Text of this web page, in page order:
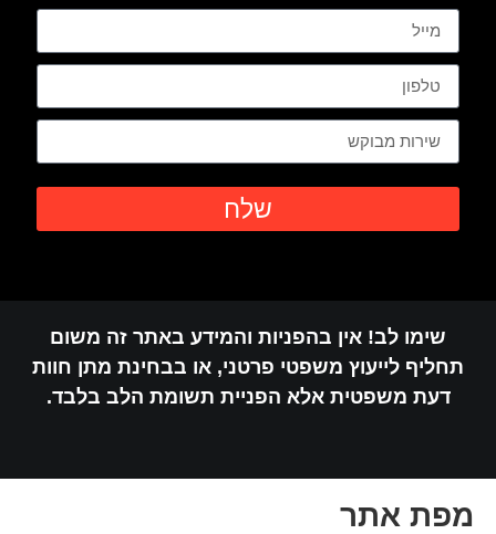
שלח
שימו לב! אין בהפניות והמידע באתר זה משום
תחליף לייעוץ משפטי פרטני, או בבחינת מתן חוות
דעת משפטית אלא הפניית תשומת הלב בלבד.
אתר